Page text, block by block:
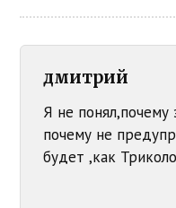
дмитрий
Я не понял,почему
почему не
будет ,как